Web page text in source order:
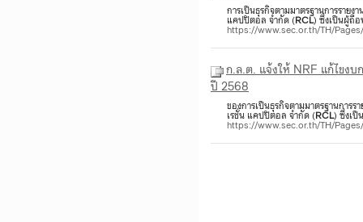
การเป็นธุรกิจตามมาตรฐานการราย
แคปปิตอล จำกัด (RCL) ซึ่งเป็นผู้ถื
https://www.sec.or.th/TH/
ก.ล.ต. แจ้งให้ NRF แก้ไขง
ปี 2568
ของการเป็นธุรกิจตามมาตรฐานการ
เรชั่น แคปปิตอล จำกัด (RCL) ซึ่งเป็
https://www.sec.or.th/TH/